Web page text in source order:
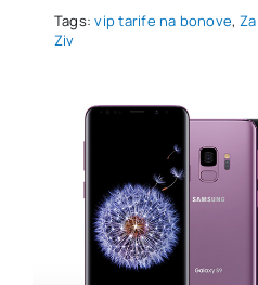
Tags:vip tarife na bonove,
Ziv